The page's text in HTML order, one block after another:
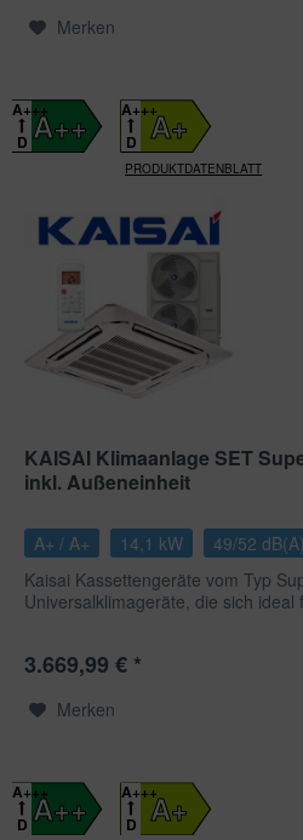
Merken
A++
A+++
D
A+
A+++
D
PRODUKTDATENBLATT
KAISAI Klimaanlage SET
inkl. Außeneinheit
A+ / A+ 14,1 kW
49/52 dB(A)
Kaisai Kassettengeräte vom Typ
Universalklimageräte, die sich
3.669,99 € *
Merken
A++
A+++
D
A+
A+++
D